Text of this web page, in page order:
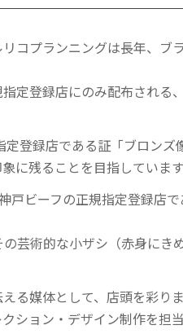
コプランニングは長年、ブ
定登録店にのみ配布される
定登録店である証「ブロン
に残ることを目指しています
戸ビーフの正規指定登録店
芸術的な小ザシ（赤身にき
る媒体として、店頭を彩りま
ション・デザイン制作を担当